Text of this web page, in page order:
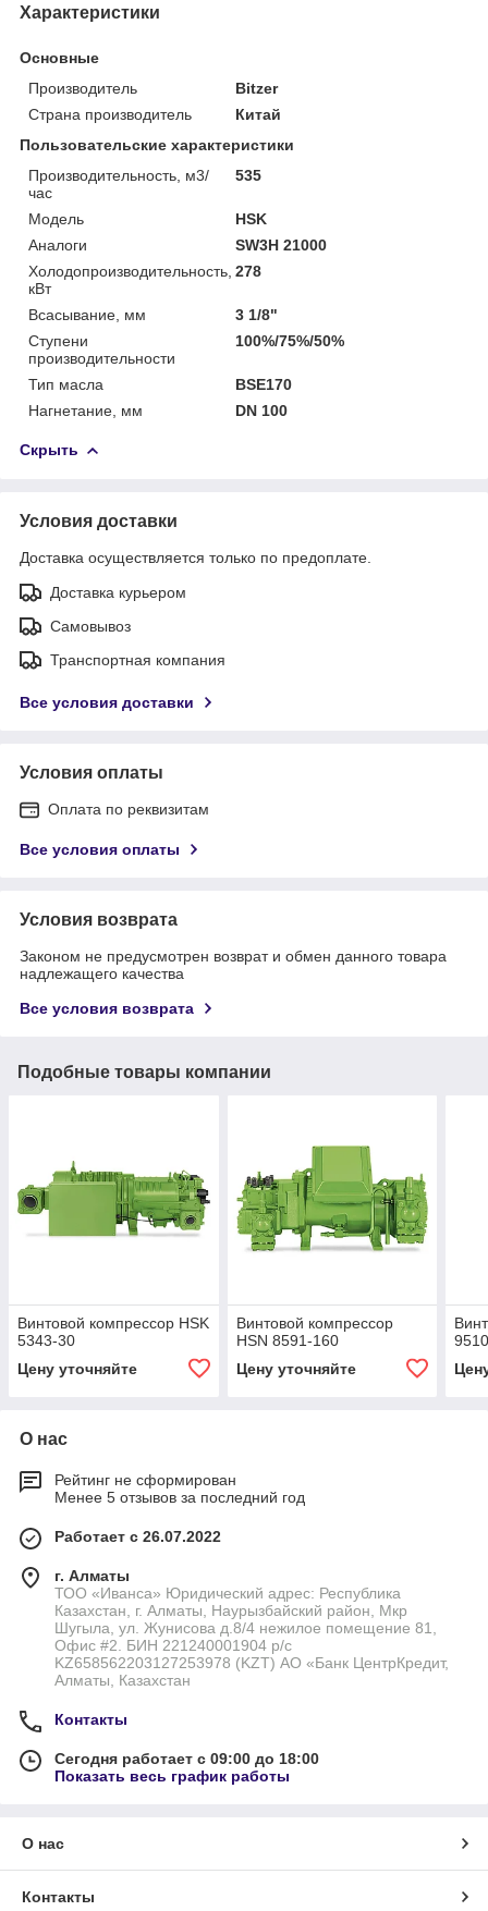
Характеристики
Основные
Производитель
Bitzer
Страна производитель
Китай
Пользовательские характеристики
Производительность, м3/
час
535
Модель
HSK
Аналоги
SW3H 21000
Холодопроизводительность,
кВт
278
Всасывание, мм
3 1/8"
Ступени
производительности
100%/75%/50%
Тип масла
BSE170
Нагнетание, мм
DN 100
Скрыть
Условия доставки
Доставка осуществляется только по предоплате.
Доставка курьером
Самовывоз
Транспортная компания
Все условия доставки
Условия оплаты
Оплата по реквизитам
Все условия оплаты
Условия возврата
Законом не предусмотрен возврат и обмен данного товара
надлежащего качества
Все условия возврата
Подобные товары компании
Винтовой компрессор HSK
5343-30
Цену уточняйте
Винтовой компрессор
HSN 8591-160
Цену уточняйте
О нас
Рейтинг не сформирован
Менее 5 отзывов за последний год
Работает с 26.07.2022
г. Алматы
ТОО «Иванса» Юридический адрес: Республика
Казахстан, г. Алматы, Наурызбайский район, Мкр
Шугыла, ул. Жунисова д.8/4 нежилое помещение 81,
Офис #2. БИН 221240001904 р/с
KZ658562203127253978 (KZT) АО «Банк ЦентрКредит,
Алматы, Казахстан
Контакты
Сегодня работает с 09:00 до 18:00
Показать весь график работы
О нас
Контакты